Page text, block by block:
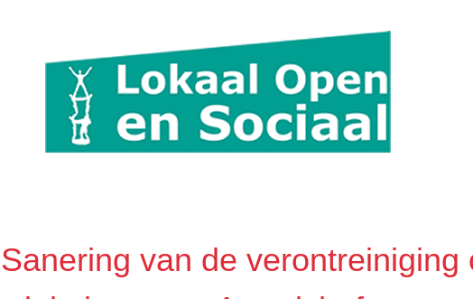
Sanering van de verontreiniging